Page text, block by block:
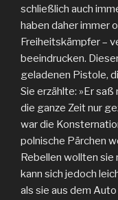
schließlich auch
haben daher immer
Freiheitskämpfer –
beeindrucken.
geladenen Pistole,
Sie erzählte: »Er
die ganze Zeit nur
war die
polnische Pärchen
Rebellen wollten sie
kann sich jedoch
als sie aus dem